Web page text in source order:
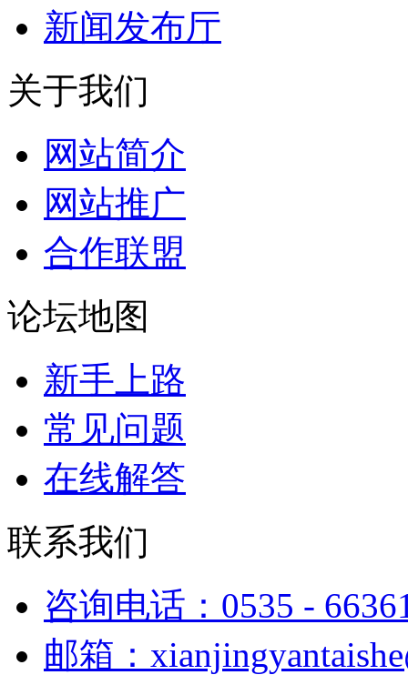
新闻发布厅
关于我们
网站简介
网站推广
合作联盟
论坛地图
新手上路
常见问题
在线解答
联系我们
咨询电话：0535 -
邮箱：